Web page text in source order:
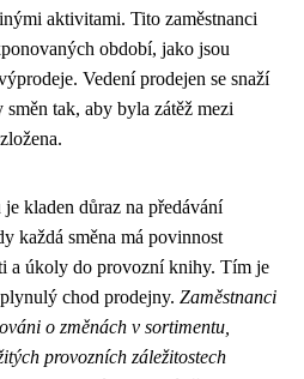
aktivitami. Tito zaměstnanci
období, jako jsou
Vedení prodejen se snaží
tak, aby byla zátěž mezi
kladen důraz na předávání
každá směna má povinnost
a úkoly do provozní knihy. Tím je
chod prodejny. Zaměstnanci
o změnách v sortimentu,
provozních záležitostech